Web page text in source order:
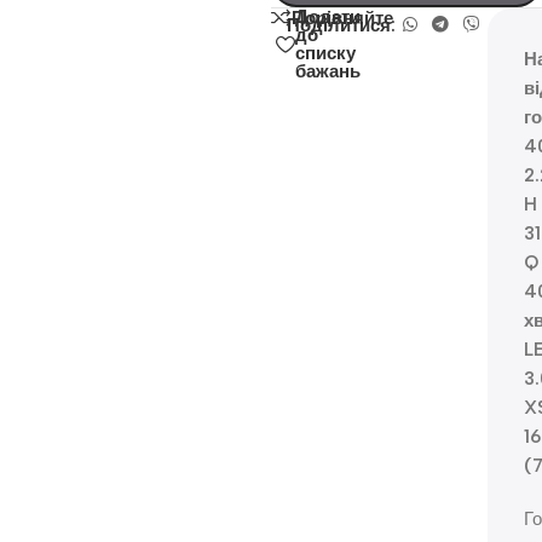
Порівняйте
Додати
до
списку
бажань
Поділитися:
H
Q